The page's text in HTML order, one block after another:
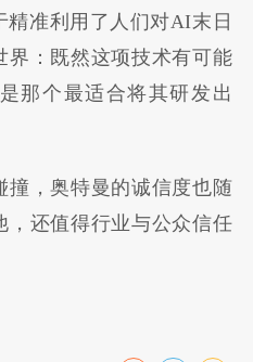
准利用了人们对AI末日
界：既然这项技术有可能
那个最适合将其研发出
撞，奥特曼的诚信度也随
还值得行业与公众信任